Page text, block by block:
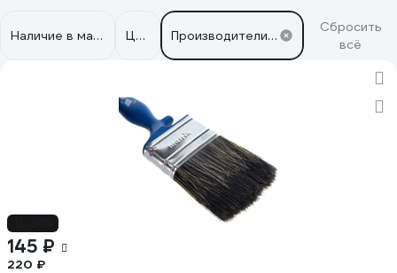
Наличие в магазинах Цена Производители: MATRIX
Сбросить
всё
145 ₽
220 ₽